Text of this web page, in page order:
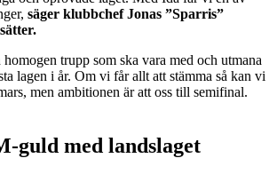
säger klubbchef Jonas ”Sparris”
trupp som ska vara med och utmana
lagen i år. Om vi får allt att stämma så kan vi
men ambitionen är att oss till semifinal.
guld med landslaget